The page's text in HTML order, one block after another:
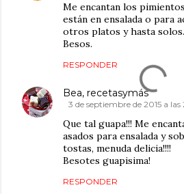
Me encantan los
están en ensalada o para
otros platos y hasta solos.
Besos.
RESPONDER
Bea, recetasymás
3 de septiembre de 2015 a las
Que tal guapa!!! Me
asados para ensalada y
tostas, menuda delicia!!!!
Besotes guapisima!
RESPONDER